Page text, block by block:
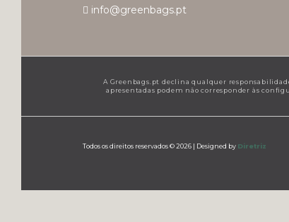
info@greenbags.pt
A Greenbags.pt declina qualquer
apresentadas podem não corresponder às
Todos os direitos reservados © 2026 | Designed by Diretriz